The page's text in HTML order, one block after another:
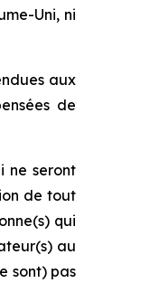
Uni, ni
aux
de
ne seront
de tout
qui
au
sont) pas